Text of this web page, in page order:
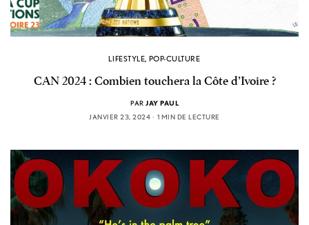
LIFESTYLE, POP-CULTURE
CAN 2024 : Combien touchera la Côte d’Ivoire ?
PAR JAY PAUL
JANVIER 23, 2024
1 MIN DE LECTURE